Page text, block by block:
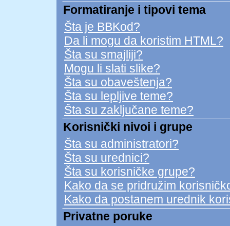
Formatiranje i tipovi tema
Šta je BBKod?
Da li mogu da koristim HTML?
Šta su smajliji?
Mogu li slati slike?
Šta su obaveštenja?
Šta su lepljive teme?
Šta su zaključane teme?
Korisnički nivoi i grupe
Šta su administratori?
Šta su urednici?
Šta su korisničke grupe?
Kako da se pridružim
Kako da postanem urednik
Privatne poruke